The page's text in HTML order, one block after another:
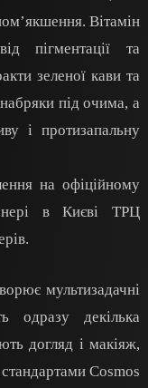
Вітамін
пігментації та
зеленої кави та
під очима, а
і протизапальну
на офіційному
в Києві ТРЦ
мультизадачні
одразу декілька
догляд і макіяж,
Cosmos